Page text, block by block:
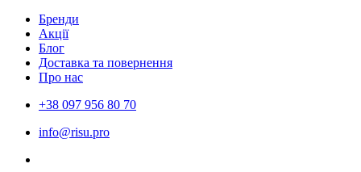
Бренди
Акції
Блог
Доставка та повернення
Про нас
+38 097 956 80 70
info@risu.pro